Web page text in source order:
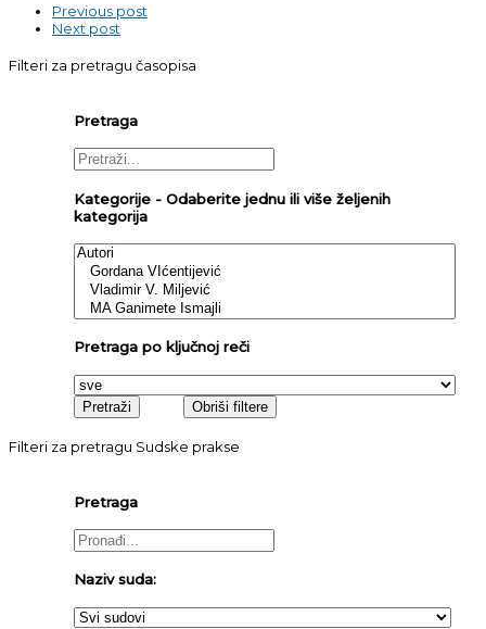
Previous post
Next post
Filteri za pretragu časopisa
Pretraga
Kategorije - Odaberite jednu ili više željenih
kategorija
Pretraga po ključnoj reči
Filteri za pretragu Sudske prakse
Pretraga
Naziv suda: